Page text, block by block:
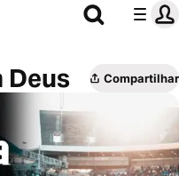
Deus Compartilhar